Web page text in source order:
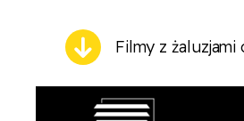
Filmy z